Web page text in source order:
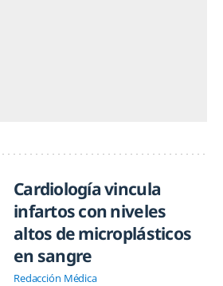
Cardiología vincula
infartos con niveles
altos de microplásticos
en sangre
Redacción Médica